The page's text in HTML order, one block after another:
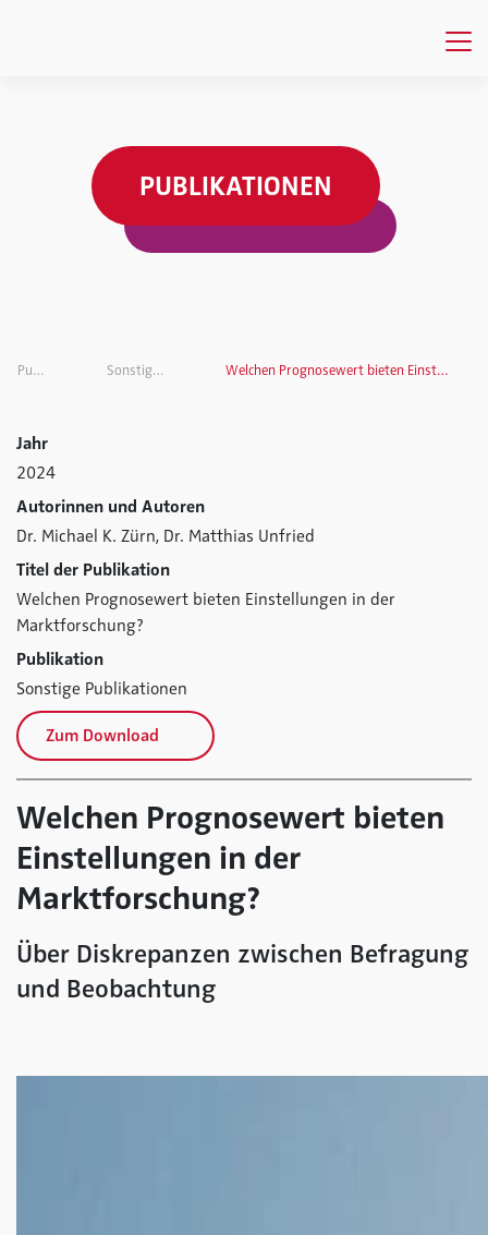
PUBLIKATIONEN
Publikationen Sonstige Publikationen Welchen Prognosewert bieten Einstellungen in der Marktforschung?
Jahr
2024
Autorinnen und Autoren
Dr. Michael K. Zürn, Dr. Matthias Unfried
Titel der Publikation
Welchen Prognosewert bieten Einstellungen in der
Marktforschung?
Publikation
Sonstige Publikationen
Zum Download
Welchen Prognosewert bieten
Einstellungen in der
Marktforschung?
Über Diskrepanzen zwischen Befragung
und Beobachtung